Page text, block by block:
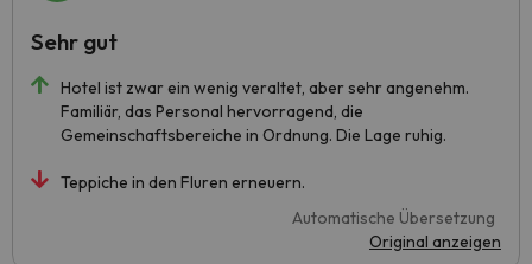
Hotel ist zwar ein wenig veraltet, aber sehr angenehm.
Familiär, das Personal hervorragend, die
Gemeinschaftsbereiche in Ordnung. Die Lage ruhig.
Teppiche in den Fluren erneuern.
Automatische Übersetzung
Original anzeigen
Sehr gut